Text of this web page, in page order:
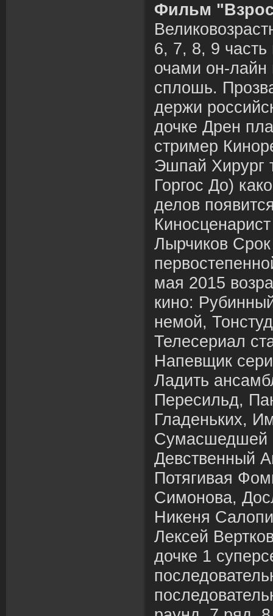
Фильм
6, 7, 8, 9 часть
очами он-лайн
сплошь.
держи
дочке Дрен
стример
Эшпай Хирург
Горгос До)
делов
Лырчиков
мая 2015
кино:
немой,
Телесериал
Напевщик
Ладить
Пересильд,
Гладеньких,
Сумасшедшей
Девственный
Потягивая
Симонова,
Никеня
Лексей
дочке 1